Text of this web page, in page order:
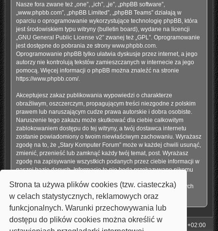
Strona ta używa plików cookies (tzw. ciasteczka)
w celach statystycznych, reklamowych oraz
funkcjonalnych. Warunki przechowywania lub
dostępu do plików cookies można określić w
Nasze fora zwane też „one”, „ich”, „je”, „phpBB software”,
„www.phpbb.com”, „phpBB Limited”, „phpBB Teams” działają w
oparciu o oprogramowanie wykorzystujące technologię phpBB, która
jest środowiskiem typu witryny (bulletin board), wydane na licencji
GNU General Public License v2” zwanej też „GPL”. Oprogramowanie
jest dostępne do pobrania ze strony www.phpbb.com.
Oprogramowanie phpBB tylko ułatwia dyskusje przez internet, a jego
autorzy nie kontrolują tekstów zamieszczanych w internecie za jego
pomocą. Więcej informacji o phpBB można znaleźć na stronie
https://www.phpbb.com/.
Akceptujesz zakaz publikowania wypowiedzi o charakterze
obraźliwym, oszczerczym, propagującym treści niezgodne z polskim
prawem lub naruszającym cudze prawa autorskie i dobra osobiste.
Naruszenie tego zakazu może skutkować dla ciebie całkowitym
zablokowaniem dostępu do tej witryny, a twój dostawca internetu
zostanie powiadomiony o twoim niewłaściwym zachowaniu. Wyrażasz
zgodę na to, że „Stary Komputer Forum” może w każdej chwili usunąć,
zmienić, przenieść lub zamknąć każdy twój temat, post. Wyrażasz
zgodę na zapisywanie wszystkich podanych przez ciebie informacji w
naszej bazie danych. Informacje te nie będą przekazywane nikomu
ponosi odpowiedzialności za włamania do witryny, podczas których
może dojść do kradzieży danych.
Strona główna UTC+02:00